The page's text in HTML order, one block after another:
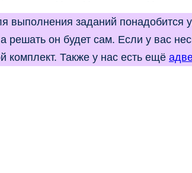
выполнения заданий понадобится
он будет сам. Если у вас
комплект. Также у нас есть ещё